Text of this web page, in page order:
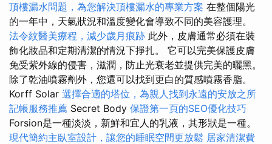
頂樓漏水問題，為您解決頂樓漏水的專業方案 在整個陽光
的一年中，天氣狀況和溫度變化會導致不同的美容護理。
法令紋醫美療程，減少歲月痕跡 此外，皮膚通常必須在裝
飾化妝品和定期清潔的情況下掙扎。 它可以完美保護皮膚
免受紫外線的侵害，滋潤，防止光衰老並提供完美的曬黑。
除了乾油噴霧劑外，您還可以找到更白的質感噴霧香脂。
Korff Solar 選擇合適的塔位，為親人找到永遠的安放之所
記帳服務推薦 Secret Body 保證第一頁的SEO優化技巧
Forsion是一種淡淡，新鮮和宜人的乳液，其形狀是一種。
現代簡約主臥室設計，讓您的睡眠空間更放鬆 居家清潔費